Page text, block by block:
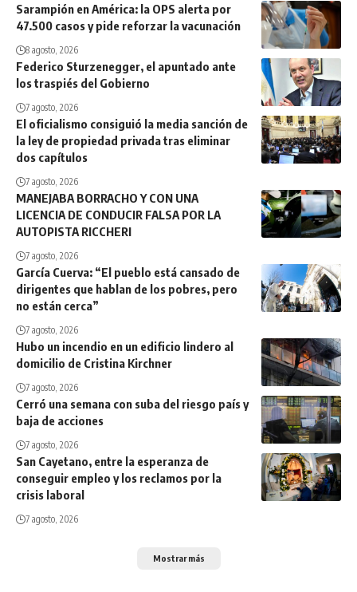
Sarampión en América: la OPS alerta por
47.500 casos y pide reforzar la vacunación
8 agosto, 2026
Federico Sturzenegger, el apuntado ante
los traspiés del Gobierno
7 agosto, 2026
El oficialismo consiguió la media sanción de
la ley de propiedad privada tras eliminar
dos capítulos
7 agosto, 2026
MANEJABA BORRACHO Y CON UNA
LICENCIA DE CONDUCIR FALSA POR LA
AUTOPISTA RICCHERI
7 agosto, 2026
García Cuerva: “El pueblo está cansado de
dirigentes que hablan de los pobres, pero
no están cerca”
7 agosto, 2026
Hubo un incendio en un edificio lindero al
domicilio de Cristina Kirchner
7 agosto, 2026
Cerró una semana con suba del riesgo país y
baja de acciones
7 agosto, 2026
San Cayetano, entre la esperanza de
conseguir empleo y los reclamos por la
crisis laboral
7 agosto, 2026
Mostrar más